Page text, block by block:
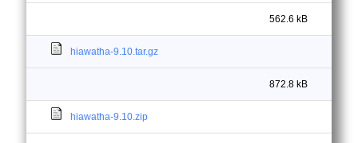
562.6 kB
hiawatha-9.10.tar.gz
872.8 kB
hiawatha-9.10.zip